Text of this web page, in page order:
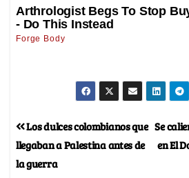
Se
en El
Los dulces colombianos que
llegaban a Palestina antes de
la guerra